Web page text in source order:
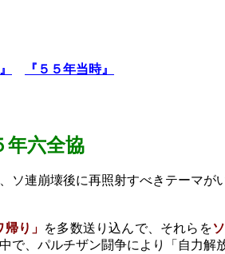
『５５年当時』
年六全協
連崩壊後に再照射すべきテーマが
帰り」 を多数送り込んで、それらを
で、パルチザン闘争により「自力解